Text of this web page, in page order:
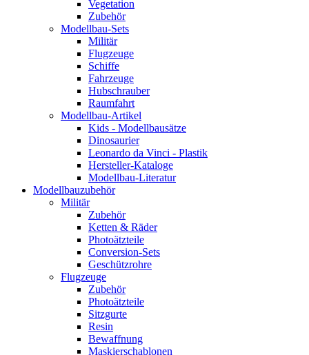
Vegetation
Zubehör
Modellbau-Sets
Militär
Flugzeuge
Schiffe
Fahrzeuge
Hubschrauber
Raumfahrt
Modellbau-Artikel
Kids - Modellbausätze
Dinosaurier
Leonardo da Vinci - Plastik
Hersteller-Kataloge
Modellbau-Literatur
Modellbauzubehör
Militär
Zubehör
Ketten & Räder
Photoätzteile
Conversion-Sets
Geschützrohre
Flugzeuge
Zubehör
Photoätzteile
Sitzgurte
Resin
Bewaffnung
Maskierschablonen